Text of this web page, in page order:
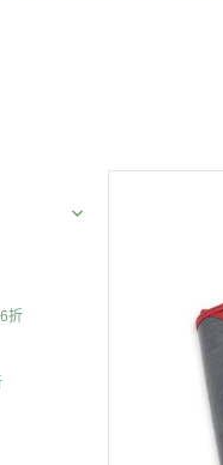
折